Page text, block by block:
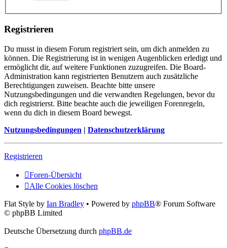
Registrieren
Du musst in diesem Forum registriert sein, um dich anmelden zu
können. Die Registrierung ist in wenigen Augenblicken erledigt und
ermöglicht dir, auf weitere Funktionen zuzugreifen. Die Board-
Administration kann registrierten Benutzern auch zusätzliche
Berechtigungen zuweisen. Beachte bitte unsere
Nutzungsbedingungen und die verwandten Regelungen, bevor du
dich registrierst. Bitte beachte auch die jeweiligen Forenregeln,
wenn du dich in diesem Board bewegst.
Nutzungsbedingungen | Datenschutzerklärung
Registrieren
Foren-Übersicht
Alle Cookies löschen
Flat Style by Ian Bradley • Powered by phpBB® Forum Software
© phpBB Limited
Deutsche Übersetzung durch phpBB.de